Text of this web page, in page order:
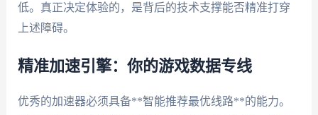
低。真正决定体验的，是背后的技术支撑能否精准打穿
上述障碍。
精准加速引擎：你的游戏数据专线
优秀的加速器必须具备**智能推荐最优线路**的能力。